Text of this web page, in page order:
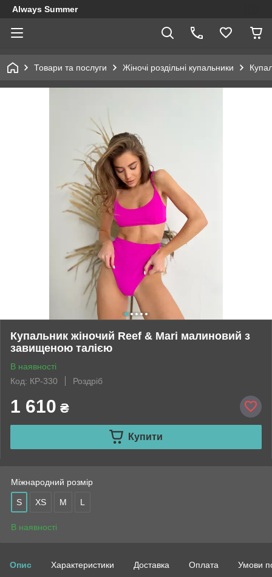
Always Summer
Товари та послуги Жіночі роздільні купальники
Купальник жіночий Reef & Mari малиновий з
завищеною талією
В наявності
Код: КР-330
Роздріб
1 610 ₴
Купити
Міжнародний розмір
S XS M L
В наявності
Опис Характеристики Доставка Оплата Умови